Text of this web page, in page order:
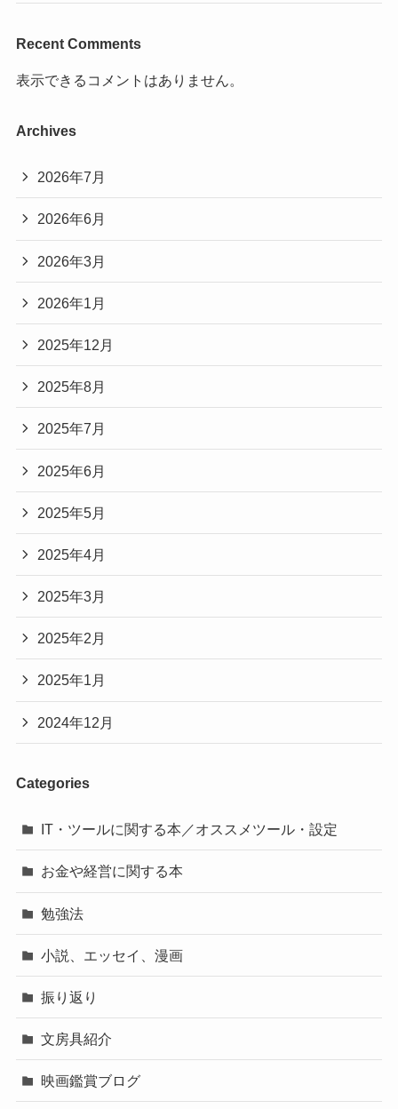
Recent Comments
表示できるコメントはありません。
Archives
2026年7月
2026年6月
2026年3月
2026年1月
2025年12月
2025年8月
2025年7月
2025年6月
2025年5月
2025年4月
2025年3月
2025年2月
2025年1月
2024年12月
Categories
IT・ツールに関する本／オススメツール・設定
お金や経営に関する本
勉強法
小説、エッセイ、漫画
振り返り
文房具紹介
映画鑑賞ブログ